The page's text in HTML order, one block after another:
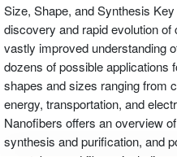
Size, Shape, and Synthesis Key
discovery and rapid evolution
vastly improved understanding
dozens of possible applications
shapes and sizes ranging from
energy, transportation, and
Nanofibers offers an overview
synthesis and purification, and